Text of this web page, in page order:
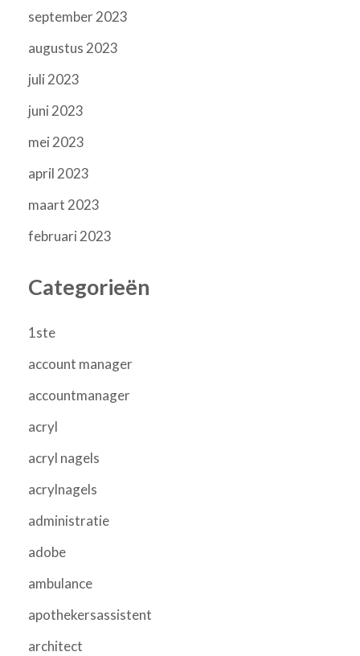
september 2023
augustus 2023
juli 2023
juni 2023
mei 2023
april 2023
maart 2023
februari 2023
Categorieën
1ste
account manager
accountmanager
acryl
acryl nagels
acrylnagels
administratie
adobe
ambulance
apothekersassistent
architect